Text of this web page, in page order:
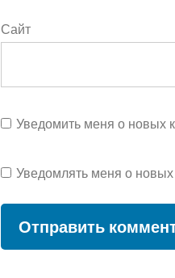
Сайт
Уведомить меня о новых
Уведомлять меня о новых